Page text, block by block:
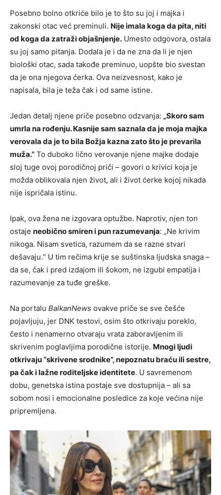
Posebno bolno otkriće bilo je to što su joj i majka i
zakonski otac već preminuli. Nije imala koga da pita, niti
od koga da zatraži objašnjenje. Umesto odgovora, ostala
su joj samo pitanja. Dodala je i da ne zna da li je njen
biološki otac, sada takođe preminuo, uopšte bio svestan
da je ona njegova ćerka. Ova neizvesnost, kako je
napisala, bila je teža čak i od same istine.
Jedan detalj njene priče posebno odzvanja: „Skoro sam
umrla na rođenju. Kasnije sam saznala da je moja majka
verovala da je to bila Božja kazna zato što je prevarila
muža.” To duboko lično verovanje njene majke dodaje
sloj tuge ovoj porodičnoj priči – govori o krivici koja je
možda oblikovala njen život, ali i život ćerke kojoj nikada
nije ispričala istinu.
Ipak, ova žena ne izgovara optužbe. Naprotiv, njen ton
ostaje neobično smiren i pun razumevanja: „Ne krivim
nikoga. Nisam svetica, razumem da se razne stvari
dešavaju.“ U tim rečima krije se suštinska ljudska snaga –
da se, čak i pred izdajom ili šokom, ne izgubi empatija i
razumevanje za tuđe greške.
Na portalu BalkanNews ovakve priče se sve češće
pojavljuju, jer DNK testovi, osim što otkrivaju poreklo,
često i nenamerno otvaraju vrata zaboravljenim ili
skrivenim poglavljima porodične istorije. Mnogi ljudi
otkrivaju “skrivene srodnike”, nepoznatu braću ili sestre,
pa čak i lažne roditeljske identitete. U savremenom
dobu, genetska istina postaje sve dostupnija – ali sa
sobom nosi i emocionalne posledice za koje većina nije
pripremljena.